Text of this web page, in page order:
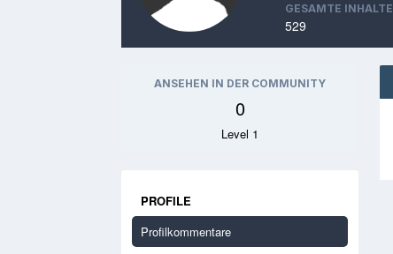
GESAMTE INHALTE
529
ANSEHEN IN DER COMMUNITY
0
Level 1
PROFILE
Profilkommentare